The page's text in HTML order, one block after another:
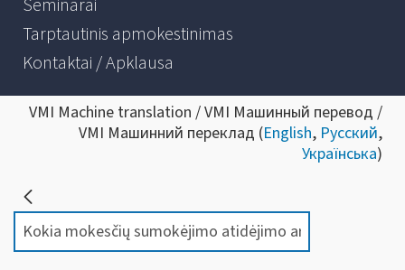
Seminarai
Tarptautinis apmokestinimas
Kontaktai / Apklausa
VMI Machine translation / VMI Машинный перевод /
VMI Машинний переклад (English, Русский,
Українська)